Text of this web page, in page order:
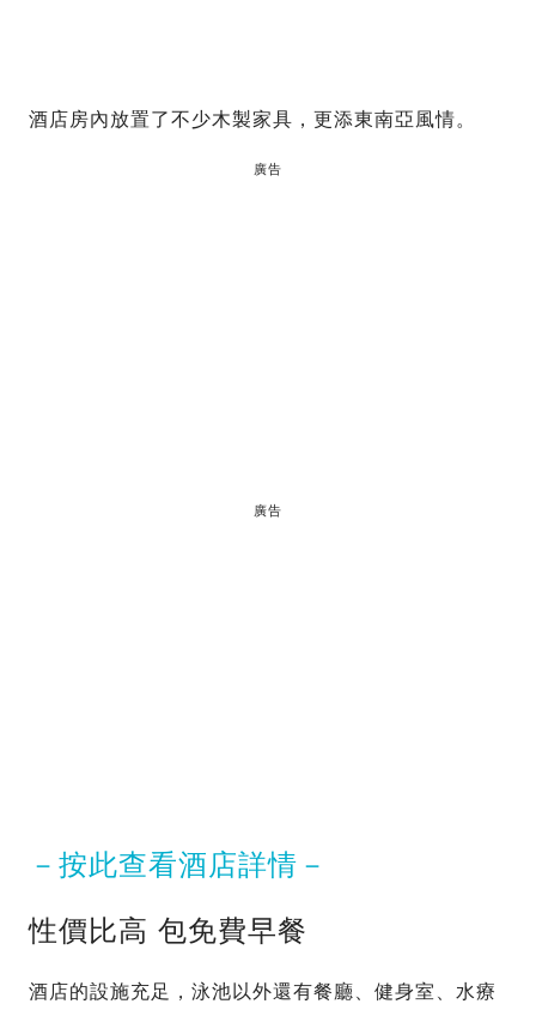
酒店房內放置了不少木製家具，更添東南亞風情。
廣告
廣告
－按此查看酒店詳情－
性價比高 包免費早餐
酒店的設施充足，泳池以外還有餐廳、健身室、水療